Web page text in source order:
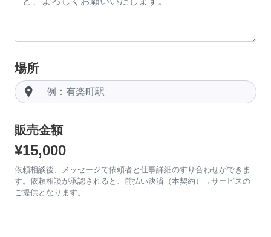
場所
room
販売金額
¥15,000
依頼相談後、メッセージで依頼者と仕事詳細のすり合わせができま
す。依頼相談が承認されると、前払い決済（本契約）→サービスの
ご提供となります。